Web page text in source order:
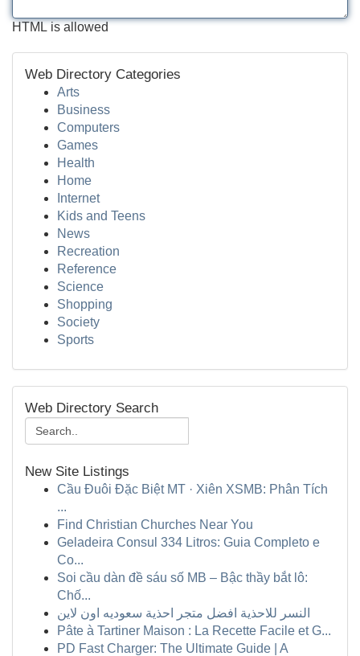
HTML is allowed
Web Directory Categories
Arts
Business
Computers
Games
Health
Home
Internet
Kids and Teens
News
Recreation
Reference
Science
Shopping
Society
Sports
Web Directory Search
New Site Listings
Cầu Đuôi Đặc Biệt MT · Xiên XSMB: Phân Tích
...
Find Christian Churches Near You
Geladeira Consul 334 Litros: Guia Completo e
Co...
Soi cầu dàn đề sáu số MB – Bậc thầy bắt lô:
Chố...
النسر للاحذية افضل متجر احذية سعوديه اون لاين
Pâte à Tartiner Maison : La Recette Facile et G...
PD Fast Charger: The Ultimate Guide | A